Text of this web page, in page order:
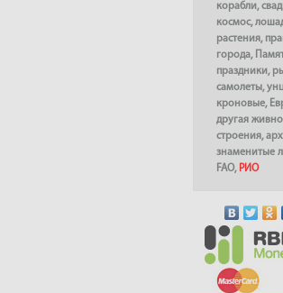
корабли,
космос,
растения,
города,
праздники,
самолеты,
кроновые,
другая
строения,
знаменитые
FAO, РИО